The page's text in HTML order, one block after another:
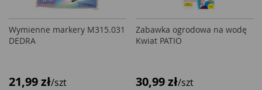
Wymienne markery M315.031
DEDRA
21,99 zł/szt
Zabawka ogrodowa na wodę
Kwiat PATIO
30,99 zł/szt